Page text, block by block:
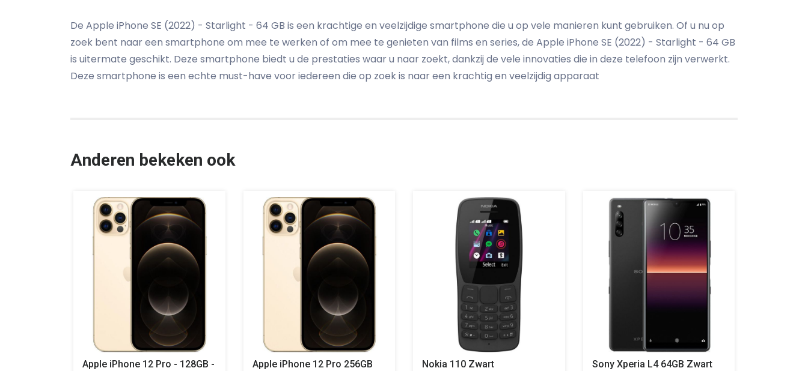
De Apple iPhone SE (2022) - Starlight - 64 GB is een krachtige en veelzijdige smartphone die u op vele manieren kunt gebruiken. Of u nu op
zoek bent naar een smartphone om mee te werken of om mee te genieten van films en series, de Apple iPhone SE (2022) - Starlight - 64 GB
is uitermate geschikt. Deze smartphone biedt u de prestaties waar u naar zoekt, dankzij de vele innovaties die in deze telefoon zijn verwerkt.
Deze smartphone is een echte must-have voor iedereen die op zoek is naar een krachtig en veelzijdig apparaat
Anderen bekeken ook
Apple iPhone 12 Pro - 128GB -
Apple iPhone 12 Pro 256GB
Nokia 110 Zwart Sony Xperia L4 64GB Zwart